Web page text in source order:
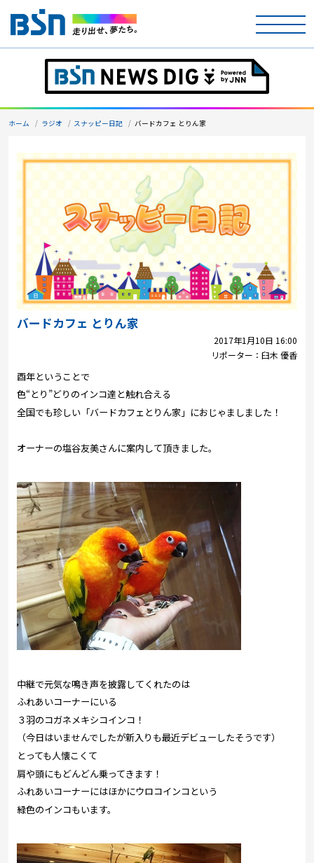
ホーム
テレビ
アナウンサー
イベント
ニュース
天気
プレゼント
キッズ
Well-being
防災・減災
ショッピング
お問い合わせ
ホーム ラジオ スナッピー日記 バードカフェ とりん家
バードカフェ とりん家
2017年1月10日 16:00
リポーター： 臼木 優香
酉年ということで
色“とり”どりのインコ達と触れ合える
全国でも珍しい「バードカフェとりん家」におじゃましました！
オーナーの塩谷友美さんに案内して頂きました。
中継で元気な鳴き声を披露してくれたのは
ふれあいコーナーにいる
３羽のコガネメキシコインコ！
（今日はいませんでしたが新入りも最近デビューしたそうです）
とっても人懐こくて
肩や頭にもどんどん乗ってきます！
ふれあいコーナーにはほかにウロコインコという
緑色のインコもいます。